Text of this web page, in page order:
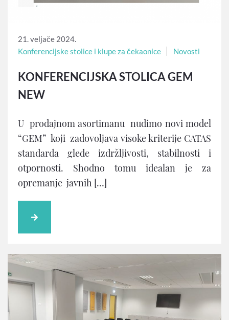
21. veljače 2024.
Konferencijske stolice i klupe za čekaonice
Novosti
KONFERENCIJSKA STOLICA GEM
NEW
U prodajnom asortimanu nudimo novi model
“GEM” koji zadovoljava visoke kriterije CATAS
standarda glede izdržljivosti, stabilnosti i
otpornosti. Shodno tomu idealan je za
opremanje javnih […]